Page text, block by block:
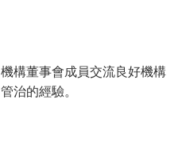
機構董事會成員交流良好機構
管治的經驗。